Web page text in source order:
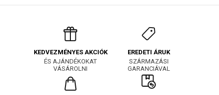
KEDVEZMÉNYES AKCIÓK
ÉS AJÁNDÉKOKAT
VÁSÁROLNI
EREDETI ÁRUK
SZÁRMAZÁSI
GARANCIÁVAL